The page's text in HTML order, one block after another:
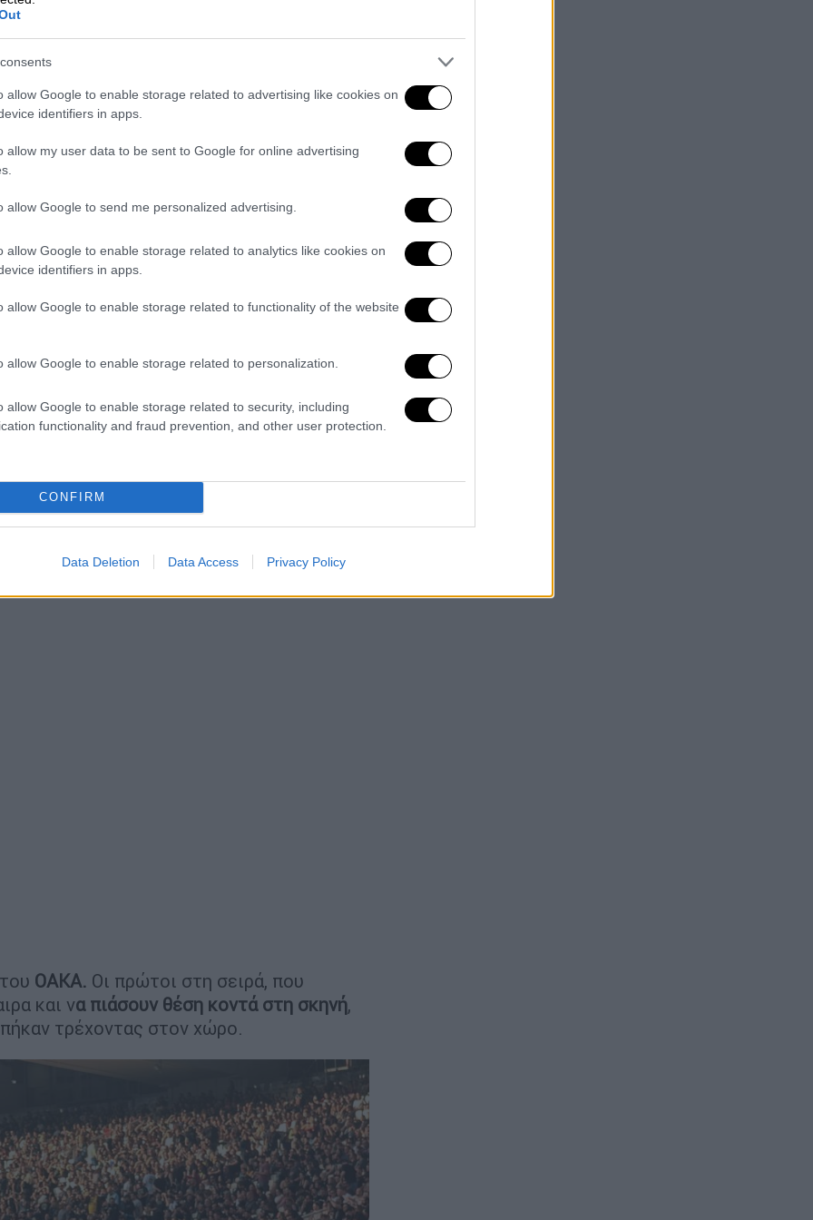
allow Google to enable storage related to advertising like cookies on
identifiers in apps.
allow my user data to be sent to Google for online advertising
allow Google to send me personalized advertising.
allow Google to enable storage related to analytics like cookies on
identifiers in apps.
allow Google to enable storage related to functionality of the website
allow Google to enable storage related to personalization.
allow Google to enable storage related to security, including
functionality and fraud prevention, and other user protection.
CONFIRM
Data Deletion Data Access Privacy Policy
ευκαιρία για τη μελέτη αυτού του
δεκάδων χιλιάδων θεατών
αποτύπωμα» τονίζεται σε σχετική
Seismic Monitoring ΕΔΩ(πατάτε
θόρυβο… ο
του ΟΑΚΑ. Οι πρώτοι στη σειρά, που
και να πιάσουν θέση κοντά στη σκηνή,
τρέχοντας στον χώρο.